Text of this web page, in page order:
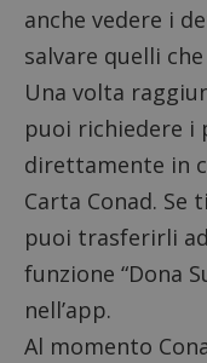
anche vedere i
salvare quelli
Una volta
puoi richiedere i
direttamente in
Carta Conad. Se
puoi trasferirli
funzione “Dona
nell’app.
Al momento